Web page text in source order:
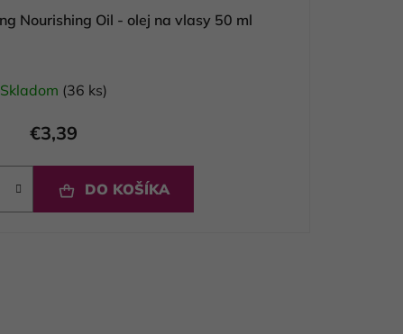
Kallos LAB 35 Indulging Nourishing Oil - olej na vlasy 50 ml
Skladom (36 ks)
€3,39
DO KOŠÍKA